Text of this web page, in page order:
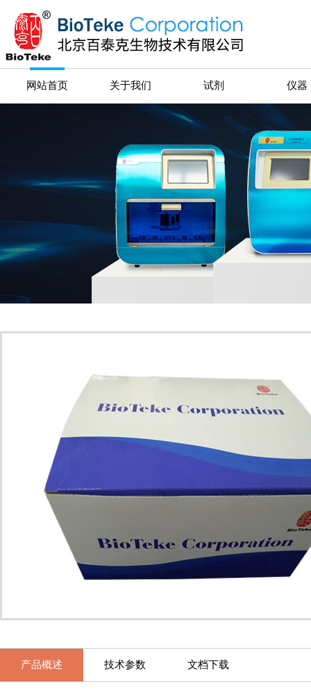
网站首页 关于我们 试剂 仪器
产品概述 技术参数 文档下载